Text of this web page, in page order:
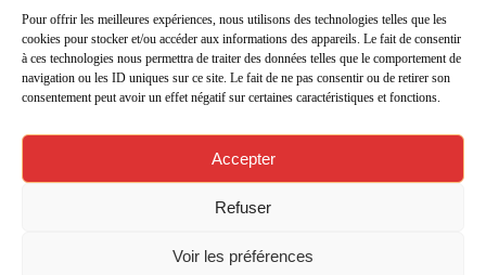
Pour offrir les meilleures expériences, nous utilisons des technologies telles que les
cookies pour stocker et/ou accéder aux informations des appareils. Le fait de consentir
à ces technologies nous permettra de traiter des données telles que le comportement de
navigation ou les ID uniques sur ce site. Le fait de ne pas consentir ou de retirer son
consentement peut avoir un effet négatif sur certaines caractéristiques et fonctions.
Accepter
Refuser
Voir les préférences